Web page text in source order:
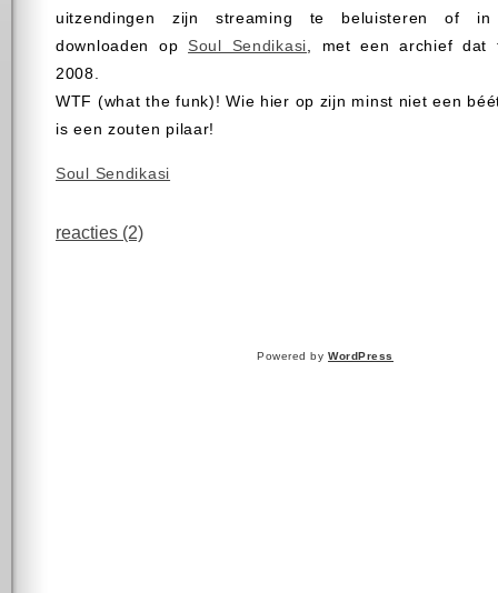
uitzendingen zijn streaming te beluisteren of in
downloaden op Soul Sendikasi , met een archief dat
2008.
WTF (what the funk)! Wie hier op zijn minst niet een
is een zouten pilaar!
Soul Sendikasi
reacties (2)
Powered byWordPress